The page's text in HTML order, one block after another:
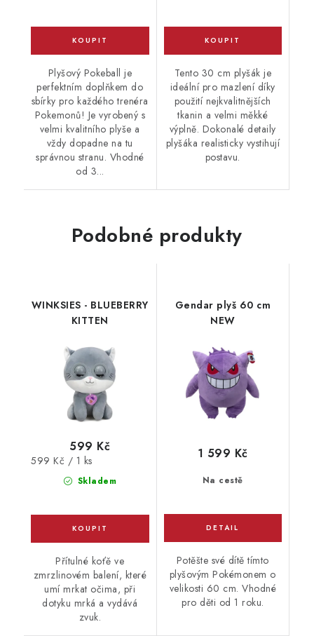
Plyšový Pokeball je
perfektním doplňkem do
sbírky pro každého trenéra
Pokemonů! Je vyrobený s
velmi kvalitního plyše a
vždy dopadne na tu
správnou stranu. Vhodné
od 3...
Tento 30 cm plyšák je
ideální pro mazlení díky
použití nejkvalitnějších
tkanin a velmi měkké
výplně. Dokonalé detaily
plyšáka realisticky vystihují
postavu.
Podobné produkty
WINKSIES - BLUEBERRY
KITTEN
Skladem
599 Kč
Měrná
599 Kč / 1 ks
Přítulné koťě ve
zmrzlinovém balení, které
umí mrkat očima, při
dotyku mrká a vydává
zvuk.
Gendar plyš 60 cm
NEW
Na cestě
1 599 Kč
Potěšte své dítě tímto
plyšovým Pokémonem o
velikosti 60 cm. Vhodné
pro děti od 1 roku.